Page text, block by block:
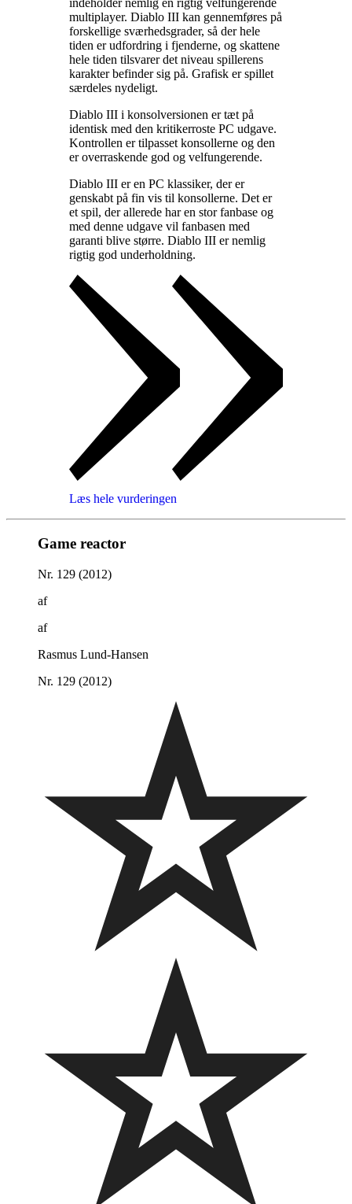
indeholder nemlig en rigtig velfungerende
multiplayer. Diablo III kan gennemføres på
forskellige sværhedsgrader, så der hele
tiden er udfordring i fjenderne, og skattene
hele tiden tilsvarer det niveau spillerens
karakter befinder sig på. Grafisk er spillet
særdeles nydeligt.
Diablo III i konsolversionen er tæt på
identisk med den kritikerroste PC udgave.
Kontrollen er tilpasset konsollerne og den
er overraskende god og velfungerende.
Diablo III er en PC klassiker, der er
genskabt på fin vis til konsollerne. Det er
et spil, der allerede har en stor fanbase og
med denne udgave vil fanbasen med
garanti blive større. Diablo III er nemlig
rigtig god underholdning.
Læs hele vurderingen
Game reactor
Nr. 129 (2012)
af
af
Rasmus Lund-Hansen
Nr. 129 (2012)